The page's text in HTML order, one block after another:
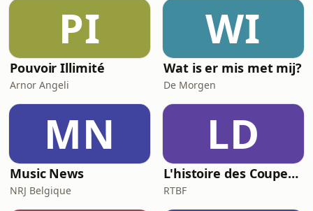
PI
Pouvoir Illimité
Arnor Angeli
WI
Wat is er mis met mij?
De Morgen
MN
Music News
NRJ Belgique
LD
L'histoire des Coupes du Monde, la géopolitique du ballon rond
RTBF